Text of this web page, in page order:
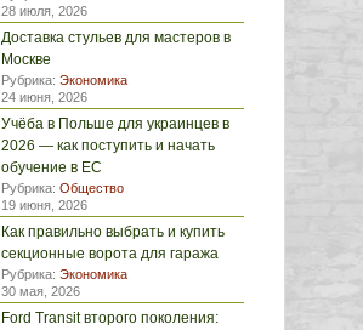
28 июля, 2026
Доставка стульев для мастеров в
Москве
Рубрика: Экономика
24 июня, 2026
Учёба в Польше для украинцев в
2026 — как поступить и начать
обучение в ЕС
Рубрика: Общество
19 июня, 2026
Как правильно выбрать и купить
секционные ворота для гаража
Рубрика: Экономика
30 мая, 2026
Ford Transit второго поколения: